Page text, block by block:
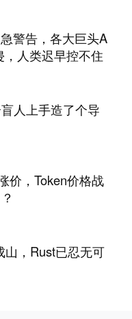
警告，各大巨头A
，人类迟早控不住
人上手造了个导
价，Token价格战
山，Rust已忍无可